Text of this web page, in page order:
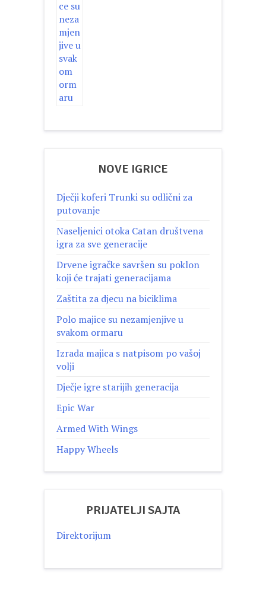
NOVE IGRICE
Dječji koferi Trunki su odlični za
putovanje
Naseljenici otoka Catan društvena
igra za sve generacije
Drvene igračke savršen su poklon
koji će trajati generacijama
Zaštita za djecu na biciklima
Polo majice su nezamjenjive u
svakom ormaru
Izrada majica s natpisom po vašoj
volji
Dječje igre starijih generacija
Epic War
Armed With Wings
Happy Wheels
PRIJATELJI SAJTA
Direktorijum